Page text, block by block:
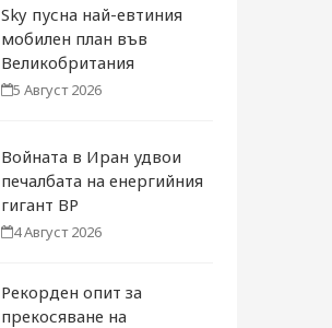
Sky пусна най-евтиния
мобилен план във
Великобритания
5 Август 2026
Войната в Иран удвои
печалбата на енергийния
гигант BP
4 Август 2026
Рекорден опит за
прекосяване на